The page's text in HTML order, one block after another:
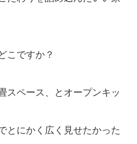
こですか？
スペース、とオープンキッ
とにかく広く見せたかった